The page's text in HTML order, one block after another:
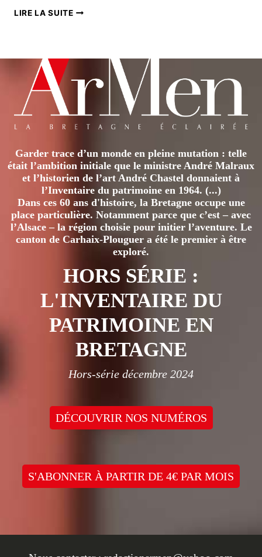
LIRE LA SUITE
Garder trace d’un monde en pleine mutation : telle
était l’ambition initiale que le ministre André Malraux
et l’historien de l’art André Chastel donnaient à
l’Inventaire du patrimoine en 1964. (...)
Dans ces 60 ans d'histoire, la Bretagne occupe une
place particulière. Notamment parce que c’est – avec
l’Alsace – la région choisie pour initier l’aventure. Le
canton de Carhaix-Plouguer a été le premier à être
exploré.
HORS SÉRIE :
L'INVENTAIRE DU
PATRIMOINE EN
BRETAGNE
Hors-série décembre 2024
DÉCOUVRIR NOS NUMÉROS
S'ABONNER À PARTIR DE 4€ PAR MOIS